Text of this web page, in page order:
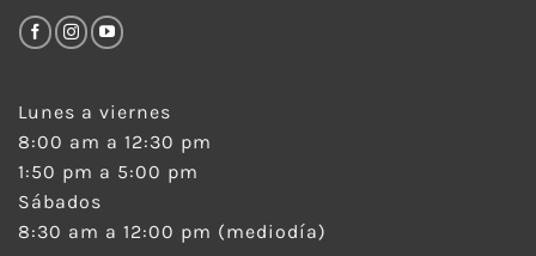
Lunes a viernes
8:00 am a 12:30 pm
1:50 pm a 5:00 pm
Sábados
8:30 am a 12:00 pm (mediodía)